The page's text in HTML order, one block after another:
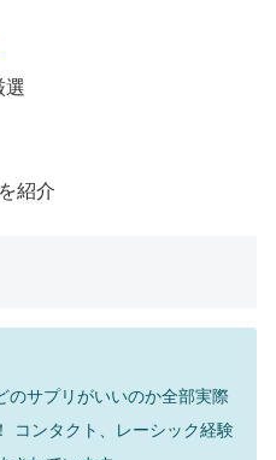
選
紹介
のサプリがいいのか全部実際
コンタクト、レーシック経験